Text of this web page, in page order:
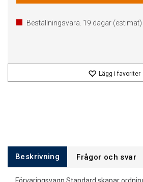
Beställningsvara. 19 dagar (estimat)
Lägg i favoriter
Beskrivning Frågor och svar